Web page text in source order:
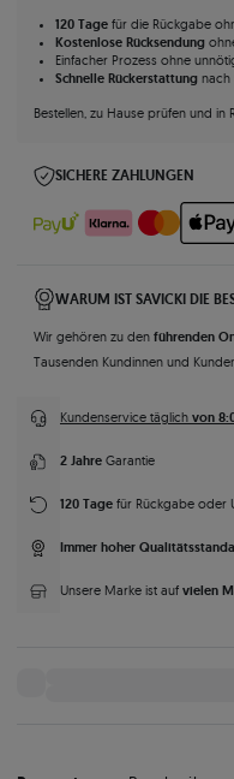
120 Tagefür die Rückgabe
Kostenlose Rücksendung
Einfacher Prozess ohne
Schnelle Rückerstattungnach
Bestellen, zu Hause prüfen und in
SICHERE ZAHLUNGEN
WARUM IST SAVICKI DIE
Wir gehören zu den führenden
Tausenden Kundinnen und
Kundenservice täglich von
2 Jahre Garantie
120 Tage für Rückgabe oder
Immer hoher
Unsere Marke ist auf vielen